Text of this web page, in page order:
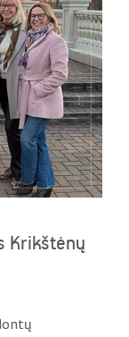
Krikštėnų